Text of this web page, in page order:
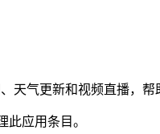
天气更新和视频直播，
此应用条目。